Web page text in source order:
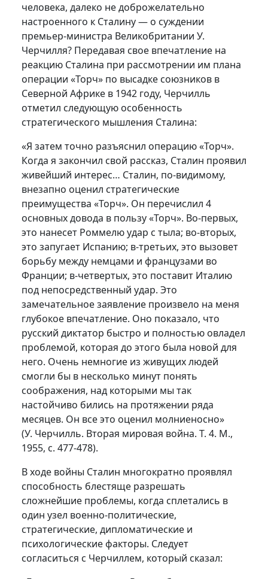
человека, далеко не доброжелательно
настроенного к Сталину — о суждении
премьер-министра Великобритании У.
Черчилля? Передавая свое впечатление на
реакцию Сталина при рассмотрении им плана
операции «Торч» по высадке союзников в
Северной Африке в 1942 году, Черчилль
отметил следующую особенность
стратегического мышления Сталина:
«Я затем точно разъяснил операцию «Торч».
Когда я закончил свой рассказ, Сталин проявил
живейший интерес… Сталин, по-видимому,
внезапно оценил стратегические
преимущества «Торч». Он перечислил 4
основных довода в пользу «Торч». Во-первых,
это нанесет Роммелю удар с тыла; во-вторых,
это запугает Испанию; в-третьих, это вызовет
борьбу между немцами и французами во
Франции; в-четвертых, это поставит Италию
под непосредственный удар. Это
замечательное заявление произвело на меня
глубокое впечатление. Оно показало, что
русский диктатор быстро и полностью овладел
проблемой, которая до этого была новой для
него. Очень немногие из живущих людей
смогли бы в несколько минут понять
соображения, над которыми мы так
настойчиво бились на протяжении ряда
месяцев. Он все это оценил молниеносно»
(У. Черчилль. Вторая мировая война. Т. 4. М.,
1955, с. 477-478).
В ходе войны Сталин многократно проявлял
способность блестяще разрешать
сложнейшие проблемы, когда сплетались в
один узел военно-политические,
стратегические, дипломатические и
психологические факторы. Следует
согласиться с Черчиллем, который сказал: